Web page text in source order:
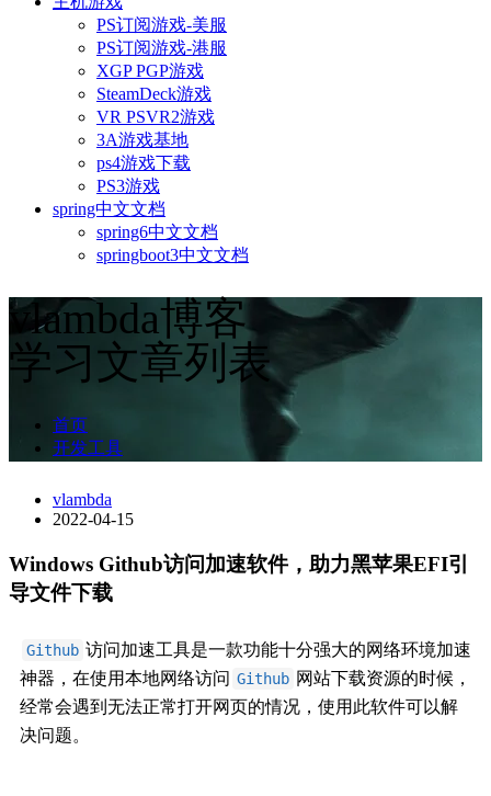
PS订阅游戏-美服
PS订阅游戏-港服
XGP PGP游戏
SteamDeck游戏
VR PSVR2游戏
3A游戏基地
ps4游戏下载
PS3游戏
spring中文文档
spring6中文文档
springboot3中文文档
vlambda博客
学习文章列表
首页
开发工具
vlambda
2022-04-15
Windows Github访问加速软件，助力黑苹果EFI引
导文件下载
Github 访问加速工具是一款功能十分强大的网络环境加速
神器，在使用本地网络访问 Github 网站下载资源的时候，
经常会遇到无法正常打开网页的情况，使用此软件可以解
决问题。